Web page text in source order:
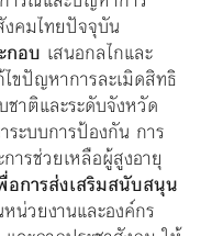
งคมไทยปัจจุบัน
กอบ เสนอกลไกและ
ขปัญหาการละเมิดสิทธิ
ชาติและระดับจังหวัด
ะบบการป้องกัน การ
ารช่วยเหลือผู้สูงอายุ
การส่งเสริมสนับสนุน
น่วยงานและองค์กร